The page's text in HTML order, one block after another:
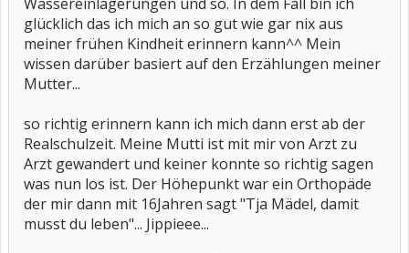
glücklich das ich mich an so gut wie gar nix aus
meiner frühen Kindheit erinnern kann^^ Mein
wissen darüber basiert auf den Erzählungen meiner
Mutter...
so richtig erinnern kann ich mich dann erst ab der
Realschulzeit. Meine Mutti ist mit mir von Arzt zu
Arzt gewandert und keiner konnte so richtig sagen
was nun los ist. Der Höhepunkt war ein Orthopäde
der mir dann mit 16Jahren sagt "Tja Mädel, damit
musst du leben"... Jippieee...